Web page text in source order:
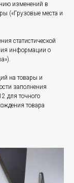
изменений в
(«Грузовые места и
статистической
информации о
на товары и
заполнения
для точного
товара